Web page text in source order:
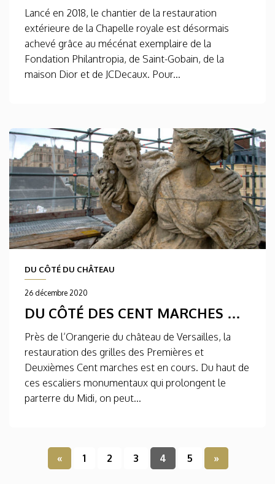
Lancé en 2018, le chantier de la restauration
extérieure de la Chapelle royale est désormais
achevé grâce au mécénat exemplaire de la
Fondation Philantropia, de Saint-Gobain, de la
maison Dior et de JCDecaux. Pour...
DU CÔTÉ DU CHÂTEAU
26 décembre 2020
DU CÔTÉ DES CENT MARCHES …
Près de l’Orangerie du château de Versailles, la
restauration des grilles des Premières et
Deuxièmes Cent marches est en cours. Du haut de
ces escaliers monumentaux qui prolongent le
parterre du Midi, on peut...
« 1 2 3 4 5 »